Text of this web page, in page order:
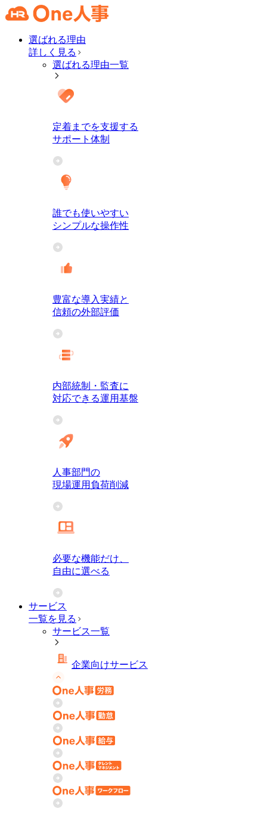
選ばれる理由
詳しく見る
選ばれる理由一覧
定着までを支援する
サポート体制
誰でも使いやすい
シンプルな操作性
豊富な導入実績と
信頼の外部評価
内部統制・監査に
対応できる運用基盤
人事部門の
現場運用負荷削減
必要な機能だけ、
自由に選べる
サービス
一覧を見る
サービス一覧
企業向けサービス